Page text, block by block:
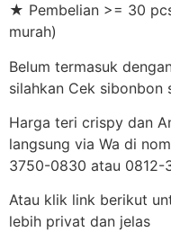
★ Pembelian >= 30
murah)
Belum termasuk
silahkan Cek sibonbon
Harga teri crispy dan
langsung via Wa di
3750-0830 atau 0812-
Atau klik link berikut
lebih privat dan jelas